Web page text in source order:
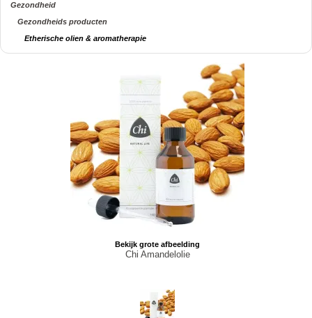
Gezondheid
Gezondheids producten
Etherische olien & aromatherapie
Bekijk grote afbeelding
Chi Amandelolie